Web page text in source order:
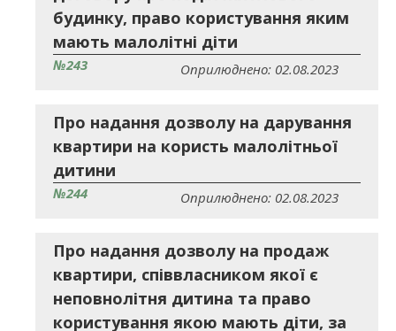
будинку, право користування яким
мають малолітні діти
№243 Оприлюднено: 02.08.2023
Про надання дозволу на дарування
квартири на користь малолітньої
дитини
№244 Оприлюднено: 02.08.2023
Про надання дозволу на продаж
квартири, співвласником якої є
неповнолітня дитина та право
користування якою мають діти, за